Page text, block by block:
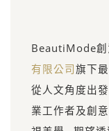
BeautiMode創
有限公司旗下
從人文角度出
業工作者及創